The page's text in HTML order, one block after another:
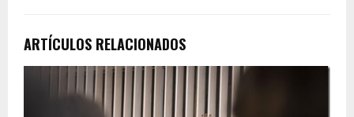
ARTÍCULOS RELACIONADOS